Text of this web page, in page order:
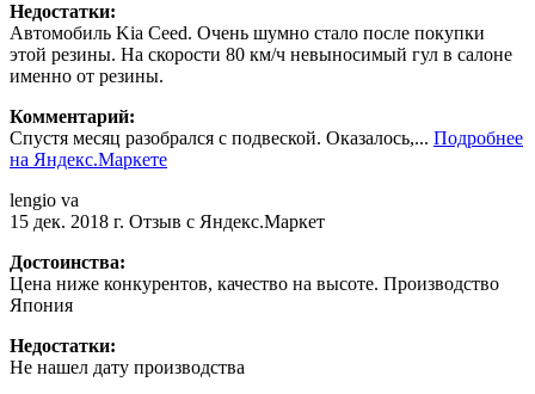
Недостатки:
Автомобиль Kia Ceed. Очень шумно стало после покупки
этой резины. На скорости 80 км/ч невыносимый гул в салоне
именно от резины.
Комментарий:
Спустя месяц разобрался с подвеской. Оказалось,... Подробнее
на Яндекс.Маркете
lengio va
15 дек. 2018 г. Отзыв с Яндекс.Маркет
Достоинства:
Цена ниже конкурентов, качество на высоте. Производство
Япония
Недостатки:
Не нашел дату производства